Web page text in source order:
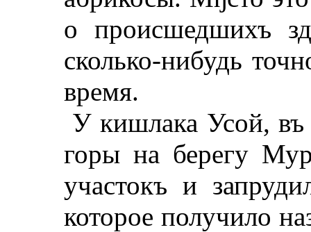
о происшедшихъ
сколько-нибудь
время.
У кишлака Усой, въ
горы на берегу
участокъ и
которое получило